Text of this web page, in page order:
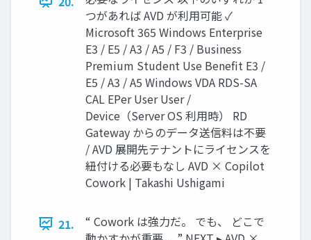
つがあれば AVD が利用可能 ✓
Microsoft 365 Windows Enterprise
E3 / E5 / A3 / A5 / F3 / Business
Premium Student Use Benefit E3 /
E5 / A3 / A5 Windows VDA RDS-SA
CAL EPer User User /
Device（Server OS 利用時） RD
Gateway からのデータ送信料は不要
/ AVD 展開先テナントにライセンスを
紐付ける必要もなし AVD × Copilot
Cowork | Takashi Ushigami
21.
“ Cowork は強力だ。 でも、 どこで